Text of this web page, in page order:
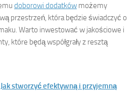
doborowi dodatków możemy
przestrzeń, która będzie świadczyć o
Warto inwestować w jakościowe i
które będą współgrały z resztą
stworzyć efektywną i przyjemną